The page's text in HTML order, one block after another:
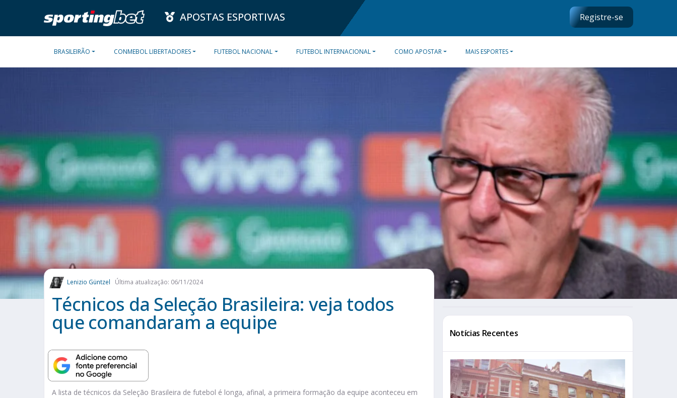
APOSTAS ESPORTIVAS Registre-se
BRASILEIRÃO CONMEBOL LIBERTADORES FUTEBOL NACIONAL FUTEBOL INTERNACIONAL COMO APOSTAR MAIS ESPORTES
Lenizio Güntzel Última atualização: 06/11/2024
Técnicos da Seleção Brasileira: veja todos
que comandaram a equipe
A lista de técnicos da Seleção Brasileira de futebol é longa, afinal, a primeira formação da equipe aconteceu em
Notícias Recentes